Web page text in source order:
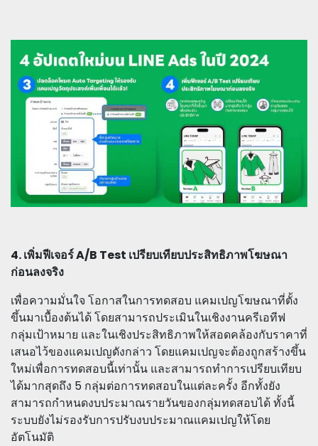
4. เพิ่มฟีเจอร์ A/B Test เปรียบเทียบประสิทธิภาพโฆษณา
ก่อนลงจริง
เพื่อความมั่นใจ โอกาสในการทดสอบ แคมเปญโฆษณาที่ตั้ง
ขึ้นมาเบื้องต้นได้ โดยสามารถประเมินในเชิงงานครีเอทีฟ
กลุ่มเป้าหมาย และในเชิงประสิทธิภาพให้สอดคล้องกับราคาที่
เสนอไว้ของแคมเปญดังกล่าว โดยแคมเปญจะต้องถูกสร้างขึ้น
ใหม่เพื่อการทดสอบนี้เท่านั้น และสามารถทำการเปรียบเทียบ
ได้มากสุดถึง 5 กลุ่มต่อการทดสอบในแต่ละครั้ง อีกทั้งยัง
สามารถกำหนดงบประมาณรายวันของกลุ่มทดสอบได้ ทั้งนี้
ระบบยังไม่รองรับการปรับงบประมาณแคมเปญให้โดย
อัตโนมัติ